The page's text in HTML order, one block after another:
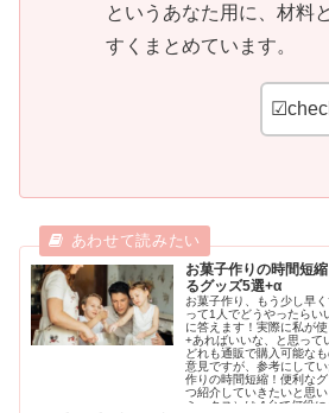
というあなた用に、材料
すくまとめています。
お菓子作りの時間短
るグッズ5選+α
お菓子作り、もう少し早
って1人でどうやったらい
に答えます！実際に私が
+あればいいな、と思って
どれも通販で購入可能な
意見ですが、参考にして
作りの時間短縮！便利な
つ紹介していきたいと思
ミックス）は 1台で何役